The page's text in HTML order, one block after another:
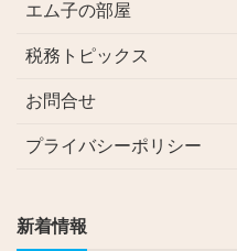
エム子の部屋
税務トピックス
お問合せ
プライバシーポリシー
新着情報